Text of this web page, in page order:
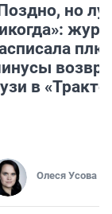
но
в
Олеся Усова